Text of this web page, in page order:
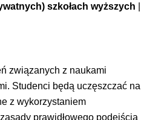
szkołach wyższych
związanych z naukami
Studenci będą uczęszczać na
z wykorzystaniem
prawidłowego podejścia